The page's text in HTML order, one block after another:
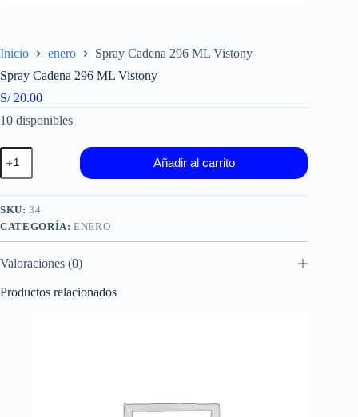
Inicio enero
Spray Cadena 296 ML Vistony
Spray Cadena 296 ML Vistony
S/20.00
10 disponibles
Spray
Cadena
296
ML
Vistony
cantidad
Añadir al carrito
SKU:34
CATEGORÍA:ENERO
Valoraciones (0)
Productos relacionados